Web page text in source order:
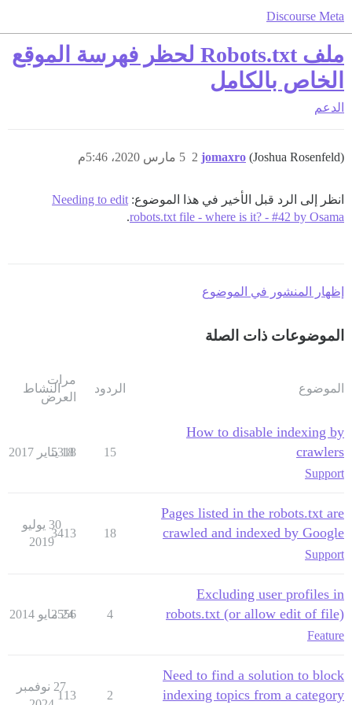
Discourse Meta
ملف Robots.txt لحظر فهرسة الموقع
الخاص بالكامل
الدعم
jomaxro (Joshua Rosenfeld) 5 مارس 2020، 5:46م 2
انظر إلى الرد قبل الأخير في هذا الموضوع: Needing to edit
robots.txt file - where is it? - #42 by Osama
.
إظهار المنشور في الموضوع
الموضوعات ذات الصلة
الموضوع الردود
مرات
العرض
النشاط
How to disable indexing by
crawlers
Support
15
5318
18 يناير 2017
Pages listed in the robots.txt are
crawled and indexed by Google
Support
18
3413
30 يوليو
2019
Excluding user profiles in
robots.txt (or allow edit of file)
Feature
4
2556
24 مايو 2014
Need to find a solution to block
indexing topics from a category
2
113
27 نوفمبر